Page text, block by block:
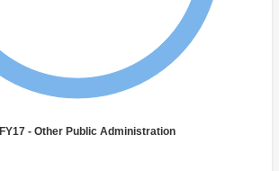
FY17 - Other Public Administration